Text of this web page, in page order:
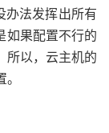
办法发挥出所有
如果配置不行的
所以，云主机的